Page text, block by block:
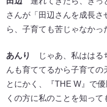
さんが「田辺さんを成長
ら、子育ても苦じゃなかっ
あんり
じゃあ、私ははる
んも育ててるから子育ての
とにかく、『THE W』で
くの方に私のことを知っ